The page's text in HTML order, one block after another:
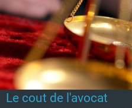
Le cout de l'avocat